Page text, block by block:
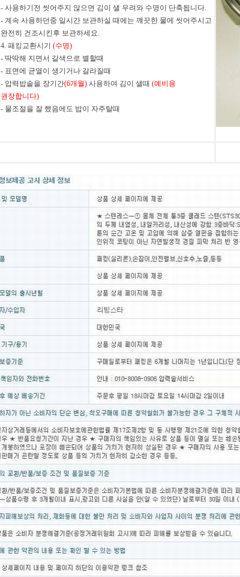
- 사용하기전 씻어주지 않으면 김이 샐 우려와 수명이 단축됩니다.
- 계속 사용하던중 일시간 보관하실 때에는 꺠끗한 물에 씻어주시고
완전히 건조시킨후 보관하세요.
4. 패킹교환시기 (수명)
- 딱딱해 지면서 갈색으로 별할때
- 표면에 균열이 생기거나 갈라질때
- 압력밥솥을 장기간(6개월)사용하여 김이 샐때 (예비용
권장합니다)
- 물조절을 잘 했음에도 밥이 자주탈때